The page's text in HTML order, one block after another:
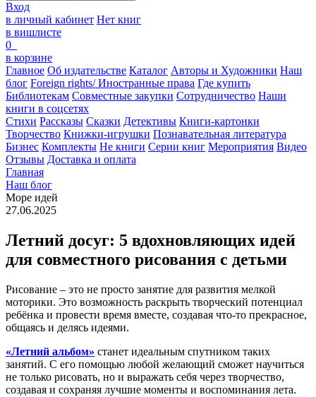
Вход
в личный кабинет Нет книг
в вишлисте
0
в корзине
Главное Об издательстве Каталог Авторы и Художники Наш
блог Foreign rights/ Иностранные права Где купить
Библиотекам Совместные закупки Сотрудничество Наши
книги в соцсетях
Стихи Рассказы Сказки Детективы Книги-картонки
Творчество Книжки-игрушки Познавательная литература
Бизнес Комплекты Не книги Серии книг Мероприятия Видео
Отзывы Доставка и оплата
Главная
Наш блог
Море идей
27.06.2025
Летний досуг: 5 вдохновляющих идей
для совместного рисования с детьми
Рисование – это не просто занятие для развития мелкой
моторики. Это возможность раскрыть творческий потенциал
ребёнка и провести время вместе, создавая что-то прекрасное,
общаясь и делясь идеями.
«Летний альбом» станет идеальным спутником таких
занятий. С его помощью любой желающий сможет научиться
не только рисовать, но и выражать себя через творчество,
создавая и сохраняя лучшие моменты и воспоминания лета.